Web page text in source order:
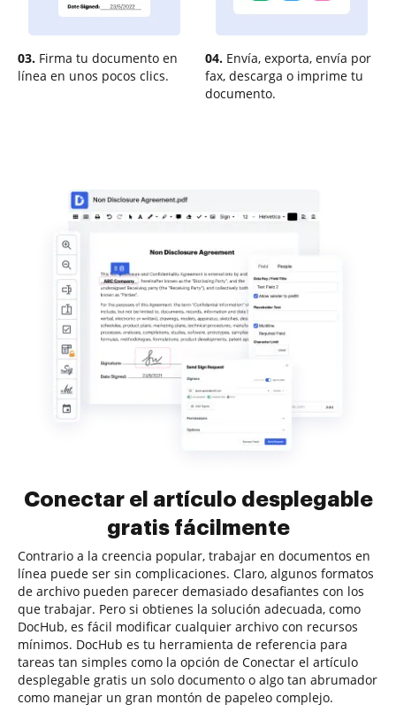
03. Firma tu documento en
línea en unos pocos clics.
04. Envía, exporta, envía por
fax, descarga o imprime tu
documento.
Conectar el artículo desplegable
gratis fácilmente
Contrario a la creencia popular, trabajar en documentos en
línea puede ser sin complicaciones. Claro, algunos formatos
de archivo pueden parecer demasiado desafiantes con los
que trabajar. Pero si obtienes la solución adecuada, como
DocHub, es fácil modificar cualquier archivo con recursos
mínimos. DocHub es tu herramienta de referencia para
tareas tan simples como la opción de Conectar el artículo
desplegable gratis un solo documento o algo tan abrumador
como manejar un gran montón de papeleo complejo.